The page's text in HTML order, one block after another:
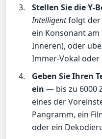
Stellen Sie die Y-
Intelligentfolgt der
ein Konsonant
Inneren), oder
Immer-Vokal
Geben Sie Ihren
ein — bis zu 6000
eines der
Pangramm, ein
oder ein